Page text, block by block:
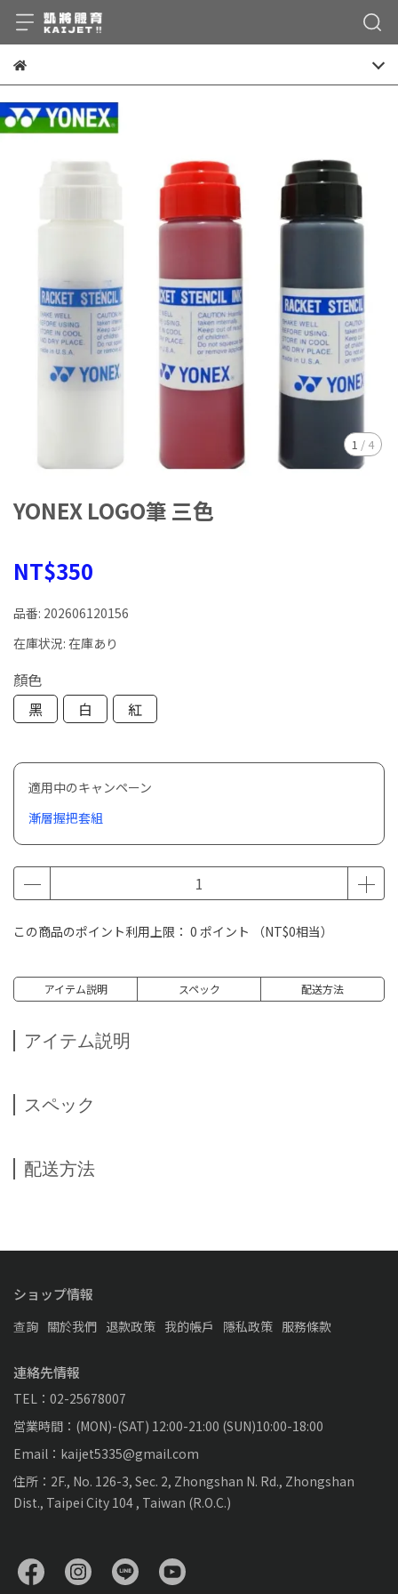
1 / 4
YONEX LOGO筆 三色
NT$350
品番: 202606120156
在庫状況: 在庫あり
顏色
黑
白 紅
適用中のキャンペーン
漸層握把套組
この商品のポイント利用上限： 0 ポイント （NT$0相当）
アイテム説明 スペック 配送方法
アイテム説明
スペック
配送方法
ショップ情報
查詢 關於我們 退款政策 我的帳戶 隱私政策 服務條款
連絡先情報
TEL：02-25678007
営業時間：(MON)-(SAT) 12:00-21:00 (SUN)10:00-18:00
Email：kaijet5335@gmail.com
住所：2F., No. 126-3, Sec. 2, Zhongshan N. Rd., Zhongshan
Dist., Taipei City 104 , Taiwan (R.O.C.)